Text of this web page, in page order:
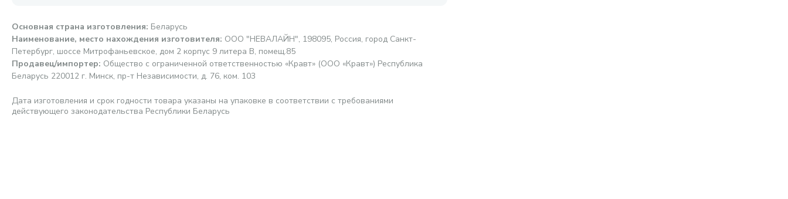
Основная страна изготовления: Беларусь
Наименование, место нахождения изготовителя: ООО "НЕВАЛАЙН", 198095, Россия, город Санкт-
Петербург, шоссе Митрофаньевское, дом 2 корпус 9 литера В, помещ.85
Продавец/импортер: Общество с ограниченной ответственностью «Кравт» (ООО «Кравт») Республика
Беларусь 220012 г. Минск, пр-т Независимости, д. 76, ком. 103
Дата изготовления и срок годности товара указаны на упаковке в соответствии с требованиями
действующего законодательства Республики Беларусь